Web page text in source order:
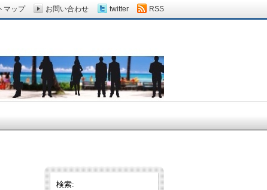
検索:
twitter RSS
マップ お問い合わせ